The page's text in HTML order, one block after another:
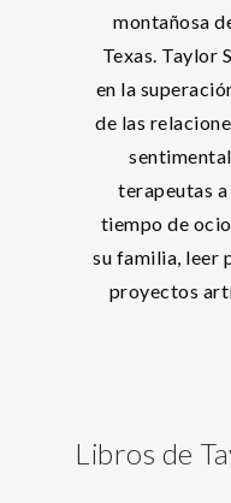
montañosa
Texas. Taylor
en la
de las
terapeutas
tiempo de
su familia, leer
proyectos
Libros de